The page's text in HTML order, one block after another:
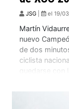
JSG el 19/
Martín
nuevo
de dos
ciclista
quedarse